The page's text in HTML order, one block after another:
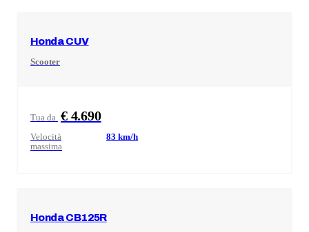
HondaCUV
Scooter
Tua da € 4.690
Velocità
massima
83 km/h
HondaCB125R